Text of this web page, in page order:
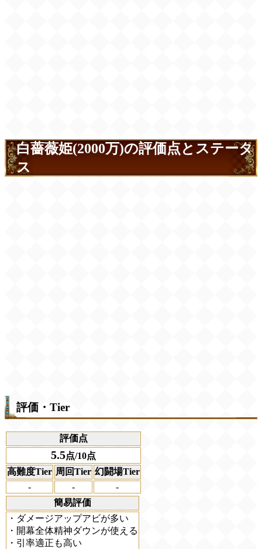
白薔薇姫(2000万)の評価点とステータ
ス
評価・Tier
評価点
5.5点/10点
高難度Tier 周回Tier 幻闘場Tier
-
-
-
簡易評価
・ダメージアップアビが多い
・開幕全体精神ダウンが使える
・引率適正も高い